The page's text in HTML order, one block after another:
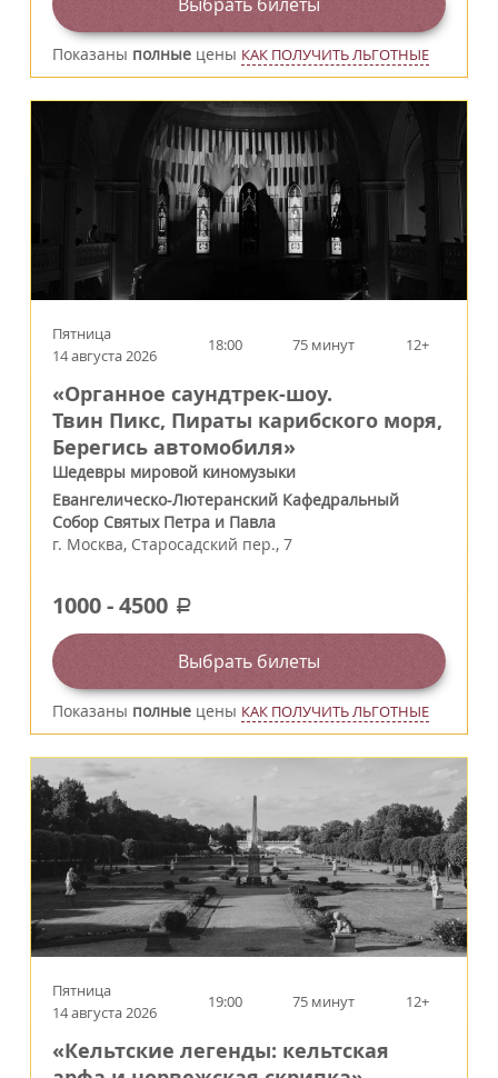
Показаны полные цены КАК ПОЛУЧИТЬ ЛЬГОТНЫЕ
Пятница
14 августа 2026
18:00 75 минут 12+
«Органное саундтрек-шоу.
Твин Пикс, Пираты карибского моря,
Берегись автомобиля»
Шедевры мировой киномузыки
Евангелическо-Лютеранский Кафедральный
Собор Святых Петра и Павла
г. Москва, Старосадский пер., 7
1000-4500 a
Выбрать билеты
Показаны полные цены КАК ПОЛУЧИТЬ ЛЬГОТНЫЕ
Пятница
14 августа 2026
19:00 75 минут 12+
«Кельтские легенды: кельтская